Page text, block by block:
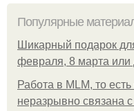
Популярные
Шикарный подарок
февраля, 8 марта или
Работа в MLM, то
неразрывно связана